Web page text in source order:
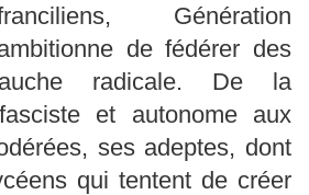
Génération
de fédérer des
radicale. De la
et autonome aux
ses adeptes, dont
qui tentent de créer